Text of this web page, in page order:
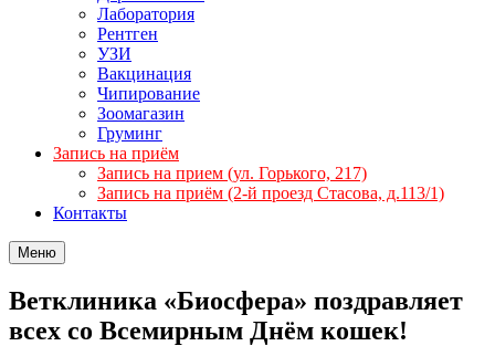
Лаборатория
Рентген
УЗИ
Вакцинация
Чипирование
Зоомагазин
Груминг
Запись на приём
Запись на прием (ул. Горького, 217)
Запись на приём (2-й проезд Стасова, д.113/1)
Контакты
Меню
Ветклиника «Биосфера» поздравляет
всех со Всемирным Днём кошек!